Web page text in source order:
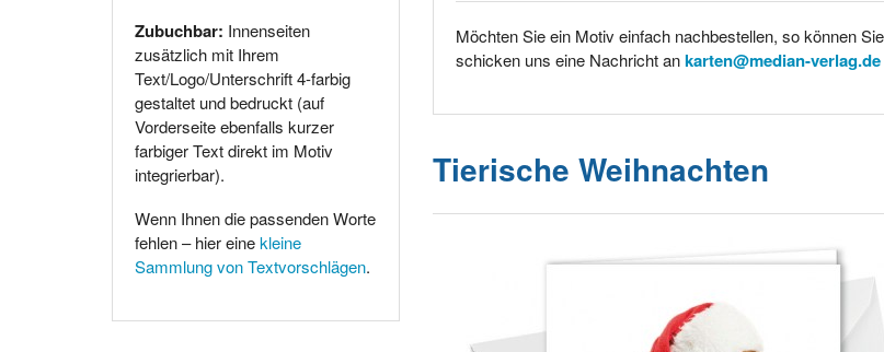
Möchten Sie ein Motiv einfach nachbestellen, so können
schicken uns eine Nachricht ankarten@median-verlag.de
Tierische Weihnachten
Zubuchbar: Innenseiten
zusätzlich mit Ihrem
Text/Logo/Unterschrift 4-farbig
gestaltet und bedruckt (auf
Vorderseite ebenfalls kurzer
farbiger Text direkt im Motiv
integrierbar).
Wenn Ihnen die passenden Worte
fehlen – hier einekleine
Sammlung von Textvorschlägen.